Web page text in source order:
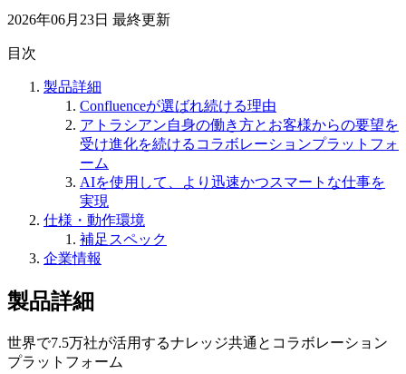
2026年06月23日 最終更新
目次
製品詳細
Confluenceが選ばれ続ける理由
アトラシアン自身の働き方とお客様からの要望を
受け進化を続けるコラボレーションプラットフォ
ーム
AIを使用して、より迅速かつスマートな仕事を
実現
仕様・動作環境
補足スペック
企業情報
製品詳細
世界で7.5万社が活用するナレッジ共通とコラボレーション
プラットフォーム